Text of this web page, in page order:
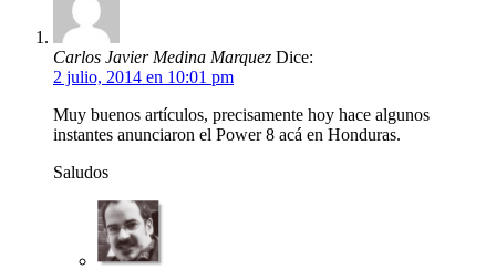
Carlos Javier Medina Marquez Dice:
2 julio, 2014 en 10:01 pm
Muy buenos artículos, precisamente hoy hace algunos
instantes anunciaron el Power 8 acá en Honduras.
Saludos